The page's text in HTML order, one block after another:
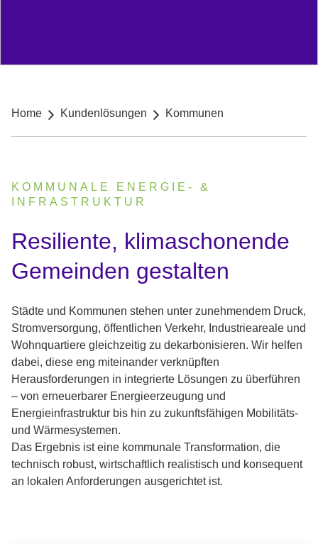
Breadcrumb navigation
Home Kundenlösungen Kommunen
KOMMUNALE ENERGIE‑ &
INFRASTRUKTUR
:
Resiliente, klimaschonende
Gemeinden gestalten
Städte und Kommunen stehen unter zunehmendem Druck,
Stromversorgung, öffentlichen Verkehr, Industrieareale und
Wohnquartiere gleichzeitig zu dekarbonisieren. Wir helfen
dabei, diese eng miteinander verknüpften
Herausforderungen in integrierte Lösungen zu überführen
– von erneuerbarer Energieerzeugung und
Energieinfrastruktur bis hin zu zukunftsfähigen Mobilitäts‑
und Wärmesystemen.
Das Ergebnis ist eine kommunale Transformation, die
technisch robust, wirtschaftlich realistisch und konsequent
an lokalen Anforderungen ausgerichtet ist.